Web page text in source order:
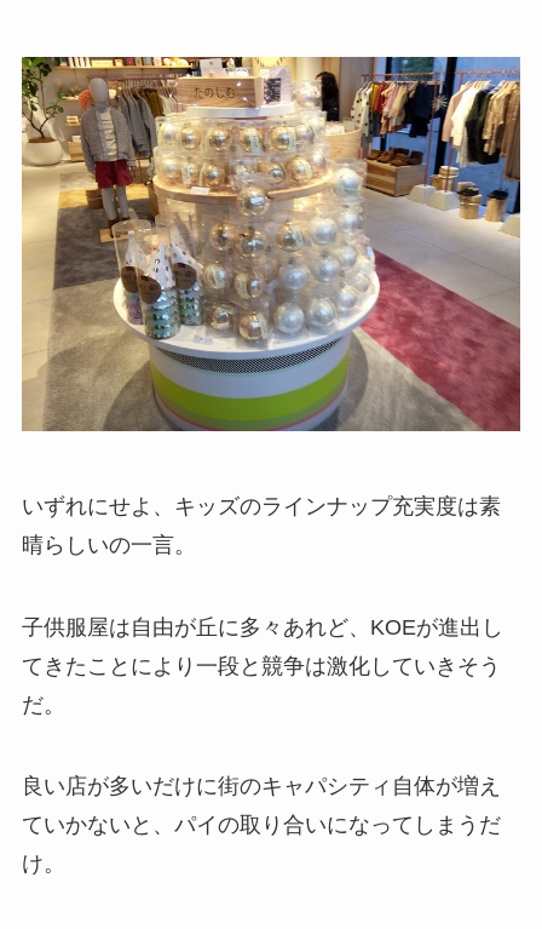
いずれにせよ、キッズのラインナップ充実度は素
晴らしいの一言。
子供服屋は自由が丘に多々あれど、KOEが進出し
てきたことにより一段と競争は激化していきそう
だ。
良い店が多いだけに街のキャパシティ自体が増え
ていかないと、パイの取り合いになってしまうだ
け。